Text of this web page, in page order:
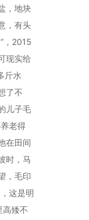
，地块
，有头
，2015
现实给
斤水
了不
儿子毛
老得
在田间
时，马
，毛印
这是明
高矮不